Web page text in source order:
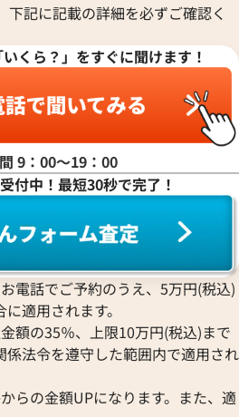
IWC アクアタイマー
参考買取価格
450,000 円
※2024年1月9日時点の参考買
下記に記載の詳細を必ずご確認く
いくら？」をすぐに聞けます！
9：00〜19：00
付中！最短30秒で完了！
電話でご予約のうえ、5万円(税込)
適用されます。
額の35％、上限10万円(税込)まで
係法令を遵守した範囲内で適用され
らの金額UPになります。また、適